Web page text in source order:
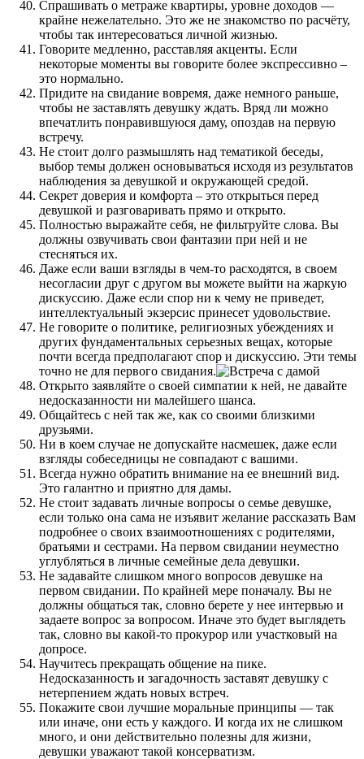
Спрашивать о метраже квартиры, уровне доходов —
крайне нежелательно. Это же не знакомство по расчёту,
чтобы так интересоваться личной жизнью.
Говорите медленно, расставляя акценты. Если
некоторые моменты вы говорите более экспрессивно –
это нормально.
Придите на свидание вовремя, даже немного раньше,
чтобы не заставлять девушку ждать. Вряд ли можно
впечатлить понравившуюся даму, опоздав на первую
встречу.
Не стоит долго размышлять над тематикой беседы,
выбор темы должен основываться исходя из результатов
наблюдения за девушкой и окружающей средой.
Секрет доверия и комфорта – это открыться перед
девушкой и разговаривать прямо и открыто.
Полностью выражайте себя, не фильтруйте слова. Вы
должны озвучивать свои фантазии при ней и не
стесняться их.
Даже если ваши взгляды в чем-то расходятся, в своем
несогласии друг с другом вы можете выйти на жаркую
дискуссию. Даже если спор ни к чему не приведет,
интеллектуальный экзерсис принесет удовольствие.
Не говорите о политике, религиозных убеждениях и
других фундаментальных серьезных вещах, которые
почти всегда предполагают спор и дискуссию. Эти темы
точно не для первого свидания.
Открыто заявляйте о своей симпатии к ней, не давайте
недосказанности ни малейшего шанса.
Общайтесь с ней так же, как со своими близкими
друзьями.
Ни в коем случае не допускайте насмешек, даже если
взгляды собеседницы не совпадают с вашими.
Всегда нужно обратить внимание на ее внешний вид.
Это галантно и приятно для дамы.
Не стоит задавать личные вопросы о семье девушке,
если только она сама не изъявит желание рассказать Вам
подробнее о своих взаимоотношениях с родителями,
братьями и сестрами. На первом свидании неуместно
углубляться в личные семейные дела девушки.
Не задавайте слишком много вопросов девушке на
первом свидании. По крайней мере поначалу. Вы не
должны общаться так, словно берете у нее интервью и
задаете вопрос за вопросом. Иначе это будет выглядеть
так, словно вы какой-то прокурор или участковый на
допросе.
Научитесь прекращать общение на пике.
Недосказанность и загадочность заставят девушку с
нетерпением ждать новых встреч.
Покажите свои лучшие моральные принципы — так
или иначе, они есть у каждого. И когда их не слишком
много, и они действительно полезны для жизни,
девушки уважают такой консерватизм.